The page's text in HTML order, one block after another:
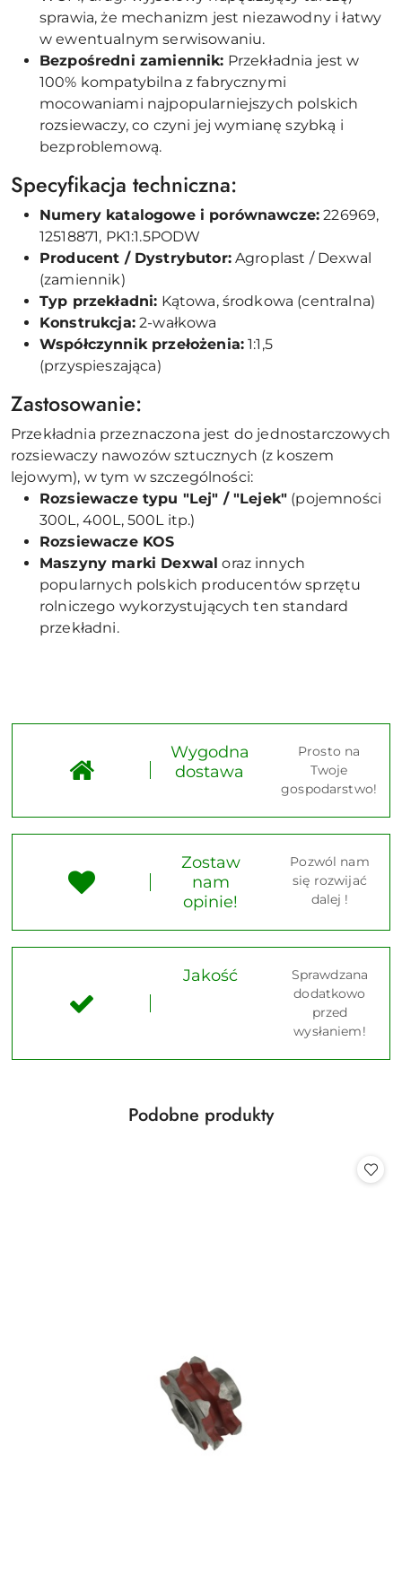
sprawia, że mechanizm jest niezawodny i łatwy
w ewentualnym serwisowaniu.
Bezpośredni zamiennik: Przekładnia jest w
100% kompatybilna z fabrycznymi
mocowaniami najpopularniejszych polskich
rozsiewaczy, co czyni jej wymianę szybką i
bezproblemową.
Specyfikacja techniczna:
Numery katalogowe i porównawcze: 226969,
12518871, PK1:1.5PODW
Producent / Dystrybutor:Agroplast / Dexwal
(zamiennik)
Typ przekładni: Kątowa, środkowa (centralna)
Konstrukcja:2-wałkowa
Współczynnik przełożenia: 1:1,5
(przyspieszająca)
Zastosowanie:
Przekładnia przeznaczona jest do jednostarczowych
rozsiewaczy nawozów sztucznych (z koszem
lejowym), w tym w szczególności:
Rozsiewacze typu "Lej" / "Lejek" (pojemności
300L, 400L, 500L itp.)
Rozsiewacze KOS
Maszyny marki Dexwal oraz innych
popularnych polskich producentów sprzętu
rolniczego wykorzystujących ten standard
przekładni.
Wygodna
dostawa
Prosto na
Twoje
gospodarstwo!
Zostaw
nam
opinie!
Pozwól nam
się rozwijać
dalej !
Jakość
Sprawdzana
dodatkowo
przed
wysłaniem!
Pomiń karuzelę produktów
Produkty
Podobne produkty